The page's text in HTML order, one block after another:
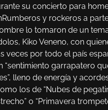
su concierto para
y rockeros a
lo tomaron de un
Kiko Veneno, con
veces por todo el país
“sentimiento garrapatero
lleno de energía y
los de “Nubes de
o “Primavera